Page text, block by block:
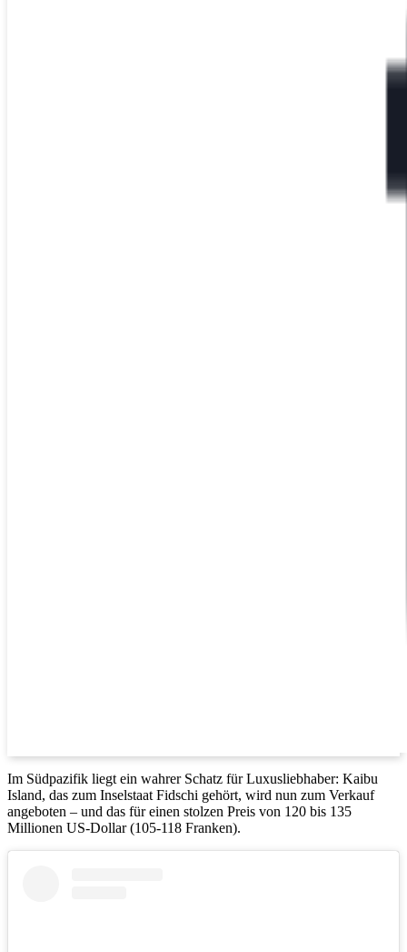
Im Südpazifik liegt ein wahrer Schatz für Luxusliebhaber: Kaibu
Island, das zum Inselstaat Fidschi gehört, wird nun zum Verkauf
angeboten – und das für einen stolzen Preis von 120 bis 135
Millionen US-Dollar (105-118 Franken).